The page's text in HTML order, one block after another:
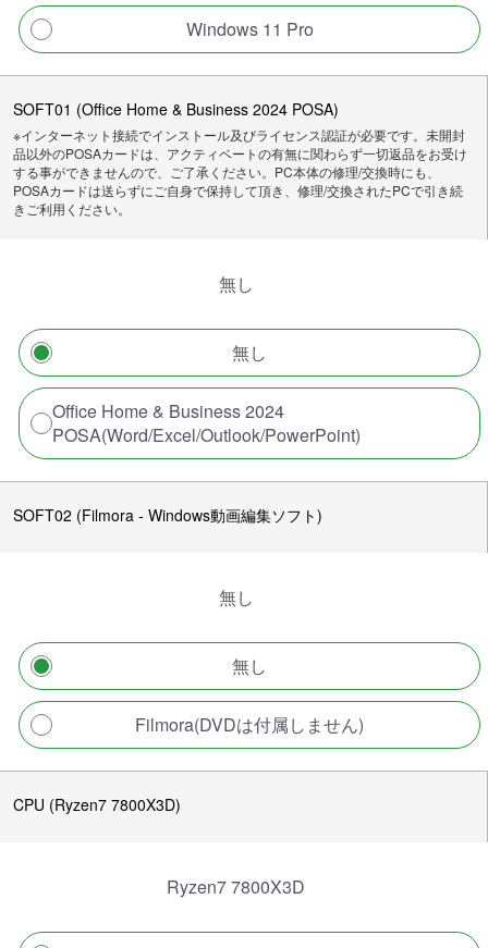
Windows 11 Pro
SOFT01 (Office Home & Business 2024 POSA)
※インターネット接続でインストール及びライセンス認証が必要です。未開封
品以外のPOSAカードは、アクティベートの有無に関わらず一切返品をお受け
する事ができませんので、ご了承ください。PC本体の修理/交換時にも、
POSAカードは送らずにご自身で保持して頂き、修理/交換されたPCで引き続
きご利用ください。
無し
無し
Office Home & Business 2024
POSA(Word/Excel/Outlook/PowerPoint)
SOFT02 (Filmora - Windows動画編集ソフト)
無し
無し
Filmora(DVDは付属しません)
CPU (Ryzen7 7800X3D)
Ryzen7 7800X3D